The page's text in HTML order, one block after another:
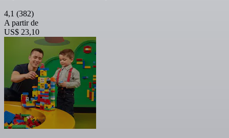
4,1 (382)
A partir de
US$ 23,10